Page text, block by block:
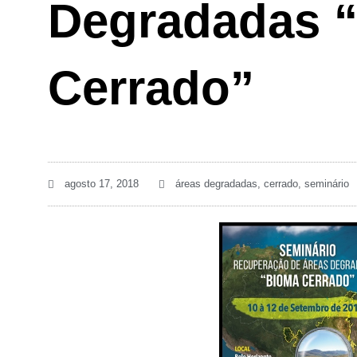
Degradadas
Cerrado”
agosto 17, 2018 áreas degradadas, cerrado, seminário